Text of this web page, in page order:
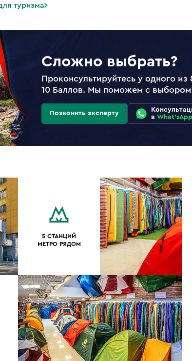
туризма
Сложно выбрать?
Проконсультируйтесь у одного из
10 Баллов. Мы поможем с
Позвонить эксперту
в What'sApp
5 СТАНЦИЙ
МЕТРО РЯДОМ